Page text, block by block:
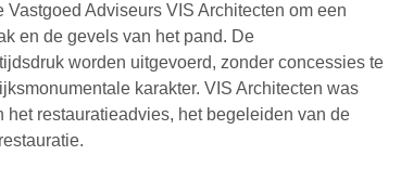
Adviseurs VIS Architecten om een
en de gevels van het pand. De
worden uitgevoerd, zonder concessies te
karakter. VIS Architecten was
restauratieadvies, het begeleiden van de